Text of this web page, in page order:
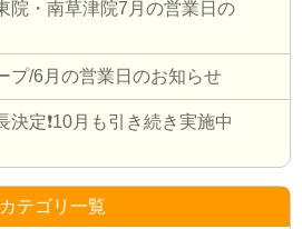
・南草津院7月の営業日の
プ/6月の営業日のお知らせ
定❗️10月も引き続き実施中
カテゴリ一覧